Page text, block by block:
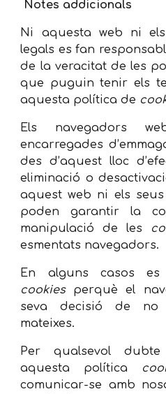
Notes addicionals
Ni aquesta web ni
legals es fan
de la veracitat de les
que puguin tenir els
aquesta política de
Els navegadors
encarregades
des d’aquest lloc
eliminació o
aquest web ni els
poden garantir la
manipulació de les
esmentats navegadors.
En alguns casos es
cookiesperquè el
seva decisió de no
mateixes.
Per qualsevol
aquesta política
comunicar-se amb